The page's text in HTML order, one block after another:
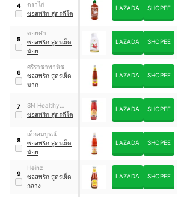
4
ตราไก่
ซอสพริก สูตรคีโต
LAZADA SHOPEE
5
ดอยคำ
ซอสพริก สูตรเผ็ด
น้อย
LAZADA SHOPEE
6
ศรีราชาพานิช
ซอสพริก สูตรเผ็ด
มาก
LAZADA SHOPEE
7
SN Healthy
Sauce
ซอสพริก สูตรคีโต
LAZADA SHOPEE
8
เด็กสมบูรณ์
ซอสพริก สูตรเผ็ด
น้อย
LAZADA SHOPEE
9
Heinz
ซอสพริก สูตรเผ็ด
กลาง
LAZADA SHOPEE